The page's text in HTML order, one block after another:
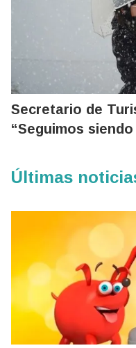
Secretario de
“Seguimos
Últimas